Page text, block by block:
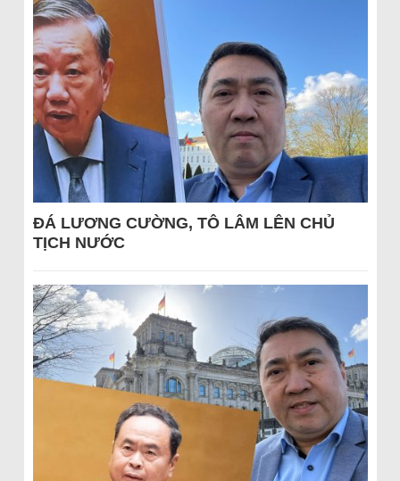
ĐÁ LƯƠNG CƯỜNG, TÔ LÂM LÊN CHỦ
TỊCH NƯỚC